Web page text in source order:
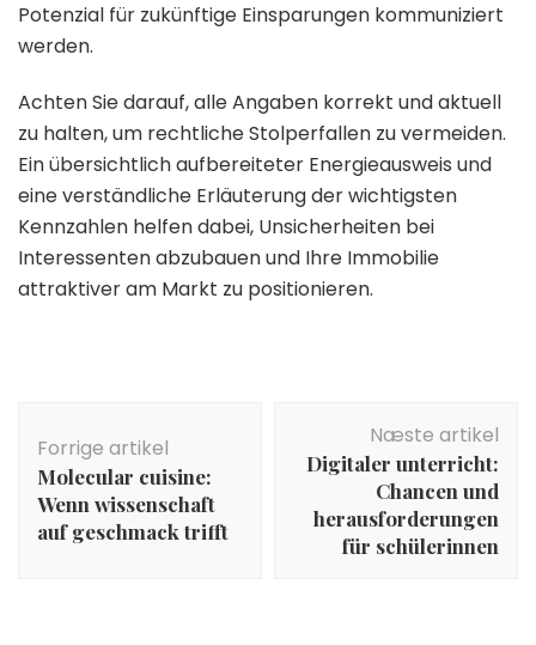
Potenzial für zukünftige Einsparungen kommuniziert
werden.
Achten Sie darauf, alle Angaben korrekt und aktuell
zu halten, um rechtliche Stolperfallen zu vermeiden.
Ein übersichtlich aufbereiteter Energieausweis und
eine verständliche Erläuterung der wichtigsten
Kennzahlen helfen dabei, Unsicherheiten bei
Interessenten abzubauen und Ihre Immobilie
attraktiver am Markt zu positionieren.
Forrige artikel
Molecular cuisine:
Wenn wissenschaft
auf geschmack trifft
Næste artikel
Digitaler unterricht:
Chancen und
herausforderungen
für schülerinnen